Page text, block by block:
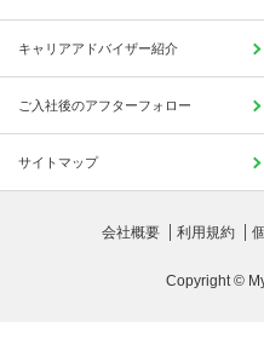
キャリアアドバイザー紹介
ご入社後のアフターフォロー
サイトマップ
会社概要 利用規約
Copyright ©